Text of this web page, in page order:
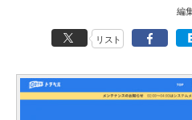
編
リスト